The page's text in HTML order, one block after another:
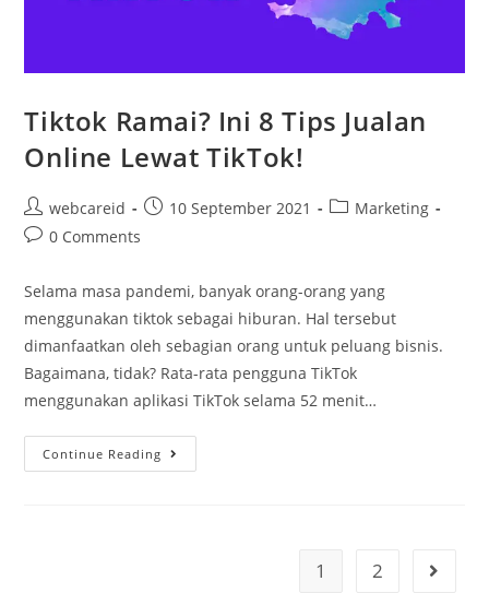
Tiktok Ramai? Ini 8 Tips Jualan
Online Lewat TikTok!
webcareid 10 September 2021
Marketing
0 Comments
Selama masa pandemi, banyak orang-orang yang
menggunakan tiktok sebagai hiburan. Hal tersebut
dimanfaatkan oleh sebagian orang untuk peluang bisnis.
Bagaimana, tidak? Rata-rata pengguna TikTok
menggunakan aplikasi TikTok selama 52 menit…
Continue Reading
1 2